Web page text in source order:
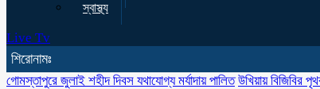
স্বাস্থ্য
Live Tv
শিরোনামঃ
গোমস্তাপুরে জুলাই শহীদ দিবস যথাযোগ্য মর্যাদায় পালিত উখিয়ায় বিজিবির